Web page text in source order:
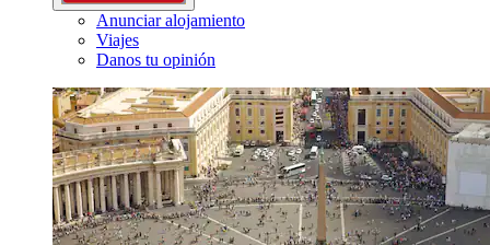
Anunciar alojamiento
Viajes
Danos tu opinión